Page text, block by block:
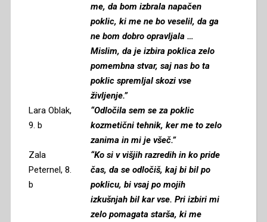
me, da bom izbrala napačen
poklic, ki me ne bo veselil, da ga
ne bom dobro opravljala …
Mislim, da je izbira poklica zelo
pomembna stvar, saj nas bo ta
poklic spremljal skozi vse
življenje.”
Lara Oblak,
9. b
“Odločila sem se za poklic
kozmetični tehnik, ker me to zelo
zanima in mi je všeč.”
Zala
Peternel, 8.
b
“Ko si v višjih razredih in ko pride
čas, da se odločiš, kaj bi bil po
poklicu, bi vsaj po mojih
izkušnjah bil kar vse. Pri izbiri mi
zelo pomagata starša, ki me